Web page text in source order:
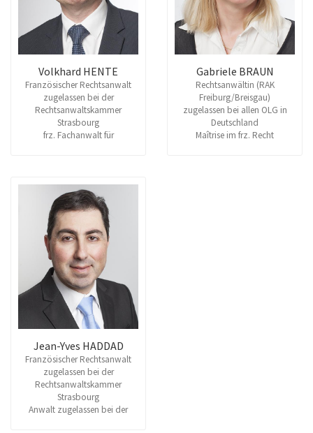
Volkhard HENTE
Französischer Rechtsanwalt
zugelassen bei der
Rechtsanwaltskammer
Strasbourg
frz. Fachanwalt für
Rechtsanwalt (RAK
Freiburg/Breisgau)
Gabriele BRAUN
Rechtsanwältin (RAK
Freiburg/Breisgau)
zugelassen bei allen OLG in
Deutschland
Maîtrise im frz. Recht
Jean-Yves HADDAD
Französischer Rechtsanwalt
zugelassen bei der
Rechtsanwaltskammer
Strasbourg
Anwalt zugelassen bei der